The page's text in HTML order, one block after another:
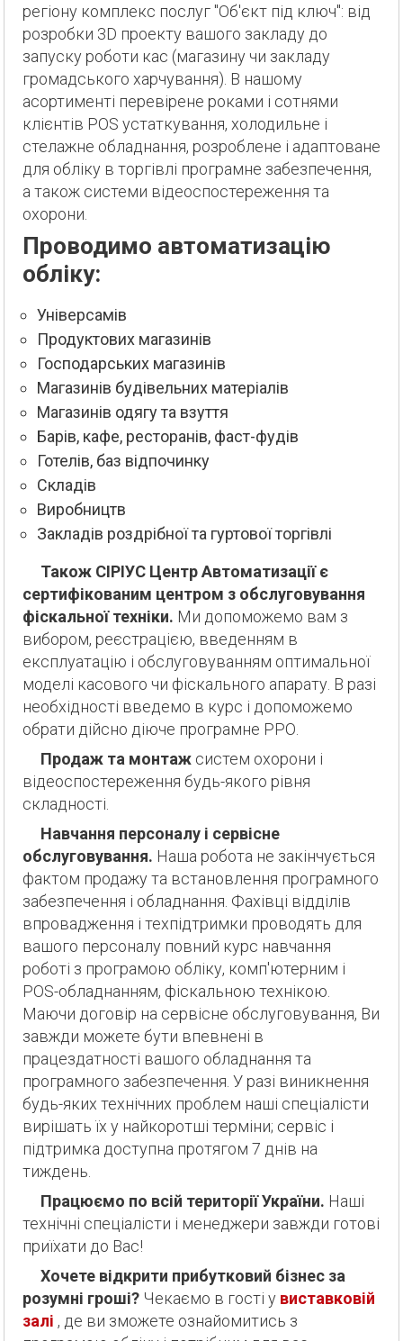
регіону комплекс послуг "Об'єкт під ключ": від
розробки 3D проекту вашого закладу до
запуску роботи кас (магазину чи закладу
громадського харчування). В нашому
асортименті перевірене роками і сотнями
клієнтів POS устаткування, холодильне і
стелажне обладнання, розроблене і адаптоване
для обліку в торгівлі програмне забезпечення,
а також системи відеоспостереження та
охорони.
Проводимо автоматизацію
обліку:
Універсамів
Продуктових магазинів
Господарських магазинів
Магазинів будівельних матеріалів
Магазинів одягу та взуття
Барів, кафе, ресторанів, фаст-фудів
Готелів, баз відпочинку
Складів
Виробництв
Закладів роздрібної та гуртової торгівлі
Також СІРІУС Центр Автоматизації є
сертифікованим центром з обслуговування
фіскальної техніки. Ми допоможемо вам з
вибором, реєстрацією, введенням в
експлуатацію і обслуговуванням оптимальної
моделі касового чи фіскального апарату. В разі
необхідності введемо в курс і допоможемо
обрати дійсно діюче програмне РРО.
Продаж та монтаж систем охорони і
відеоспостереження будь-якого рівня
складності.
Навчання персоналу і сервісне
обслуговування. Наша робота не закінчується
фактом продажу та встановлення програмного
забезпечення і обладнання. Фахівці відділів
впровадження і техпідтримки проводять для
вашого персоналу повний курс навчання
роботі з програмою обліку, комп'ютерним і
POS-обладнанням, фіскальною технікою.
Маючи договір на сервісне обслуговування, Ви
завжди можете бути впевнені в
працездатності вашого обладнання та
програмного забезпечення. У разі виникнення
будь-яких технічних проблем наші спеціалісти
вирішать їх у найкоротші терміни; сервіс і
підтримка доступна протягом 7 днів на
тиждень.
Працюємо по всій території України. Наші
технічні спеціалісти і менеджери завжди готові
приїхати до Вас!
Хочете відкрити прибутковий бізнес за
розумні гроші? Чекаємо в гості у виставковій
залі , де ви зможете ознайомитись з